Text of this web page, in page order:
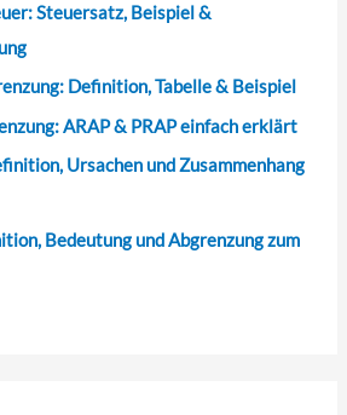
Steuersatz, Beispiel &
Definition, Tabelle & Beispiel
ARAP & PRAP einfach erklärt
Ursachen und Zusammenhang
Bedeutung und Abgrenzung zum